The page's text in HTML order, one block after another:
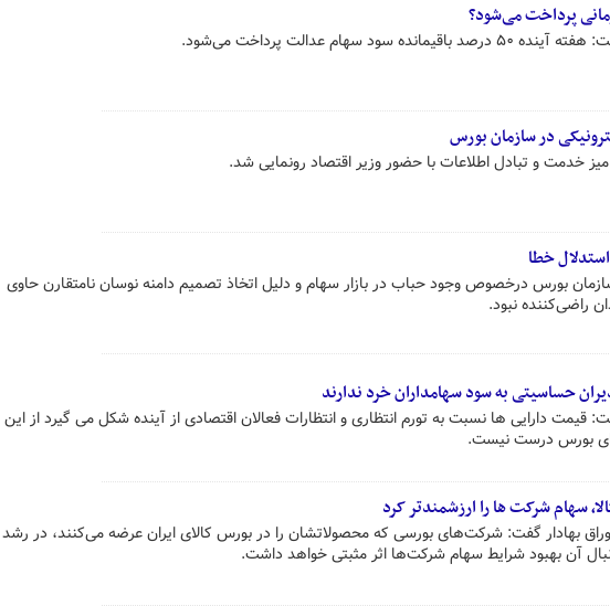
پرداخت می‌شود؟
سود سهام عدالت پرداخت می‌شود.
خدمت و تبادل اطلاعات با حضور وزیر اقتصاد رونمایی شد.
خطا
بورس درخصوص وجود حباب در بازار سهام و دلیل اتخاذ تصمیم دامنه نوسان نامتقارن حاوی
راضی‌کننده نبود.
حساسیتی به سود سهامداران خرد ندارند
دارایی ها نسبت به تورم انتظاری و انتظارات فعالان اقتصادی از آینده شکل می گیرد از این
بورس درست نیست.
سهام شرکت ها را ارزشمندتر کرد
بهادار گفت: شرکت‌های بورسی که محصولاتشان را در بورس کالای ایران عرضه می‌کنند، در رشد
آن بهبود شرایط سهام شرکت‌ها اثر مثبتی خواهد داشت.